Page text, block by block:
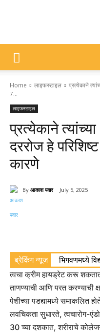
Home लाइफस्टाइल
प्रत्येकाने
7...
लाइफस्टाइल
प्रत्येकाने
दररोज हे
कारणे
By आकाश पवार July 5, 2025
ब्रेकिंग न्यूज भिगवणमध्ये
त्वचा क्रीम हायड्रेट करू
ताणण्याची आणि परत
पेशीच्या पडद्यामध्ये समाकलित
लवचिकता सुधारते, त्वचारोग-
30 च्या दशकात, शरीराचे